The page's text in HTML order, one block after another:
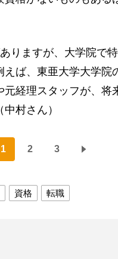
りますが、大学院で
ば、東亜大学大学院
経理スタッフが、将
村さん）
1 2 3
資格 転職